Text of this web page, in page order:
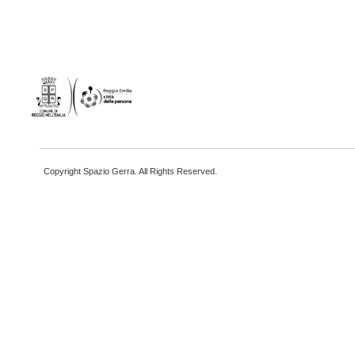
Copyright Spazio Gerra. All Rights Reserved.